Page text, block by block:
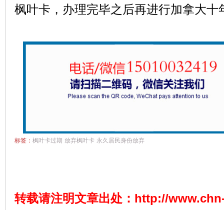
枫叶卡，办理完毕之后再进行加拿大十
标签： 枫叶卡过期 放弃枫叶卡 永久居民身份放弃
转载请注明文章出处： http://